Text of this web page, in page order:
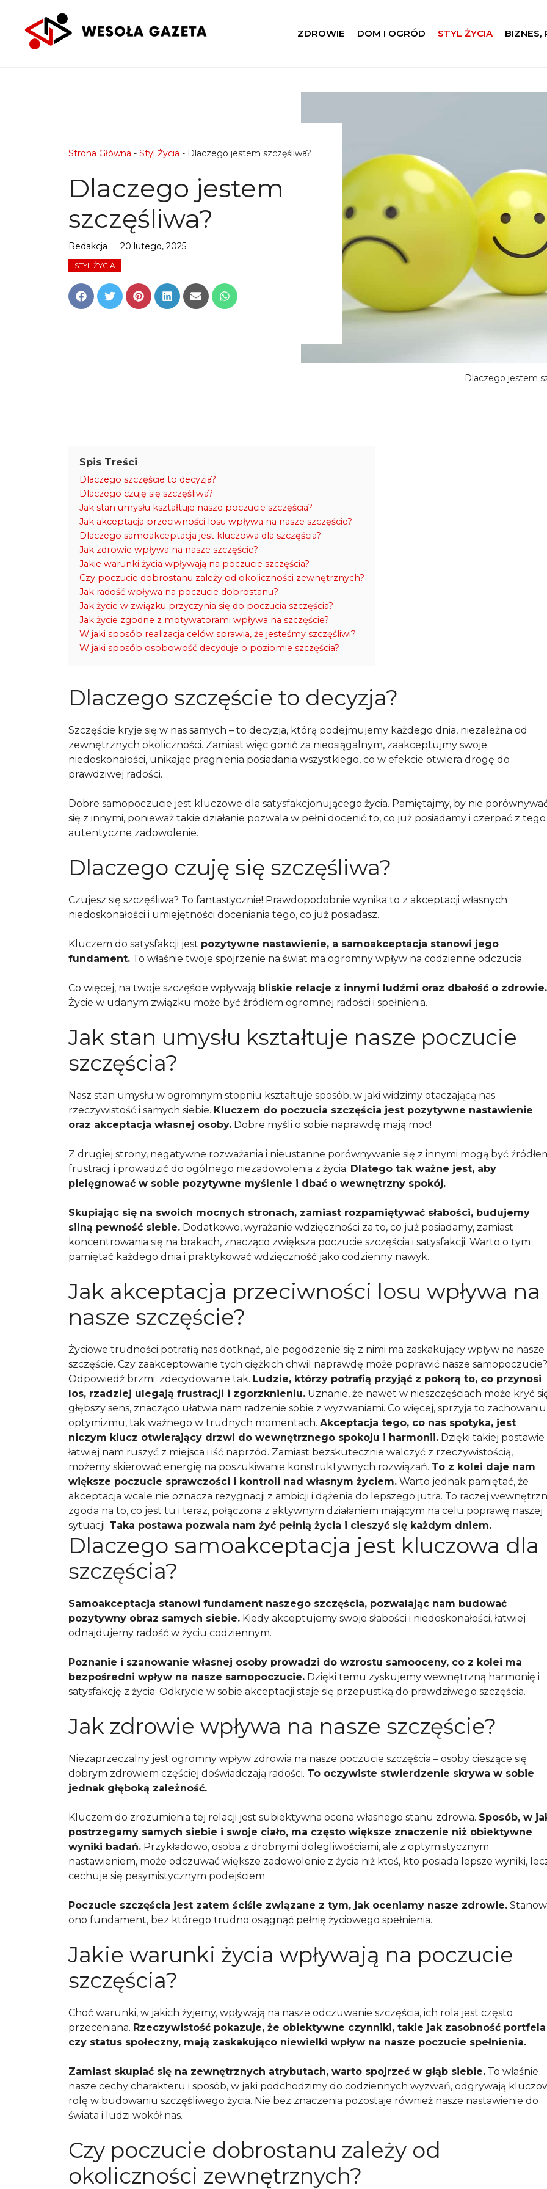
treści
ZDROWIE DOM I OGRÓD STYL ŻYCIA BIZNES,
Strona Główna - Styl Życia - Dlaczego jestem szczęśliwa?
Dlaczego jestem
szczęśliwa?
Redakcja 20 lutego, 2025
STYL ŻYCIA
Share
on
Share
on
Share
on
Share
on
Share
on
Share
on
Dlaczego jestem
Spis Treści
Dlaczego szczęście to decyzja?
Dlaczego czuję się szczęśliwa?
Jak stan umysłu kształtuje nasze poczucie szczęścia?
Jak akceptacja przeciwności losu wpływa na nasze szczęście?
Dlaczego samoakceptacja jest kluczowa dla szczęścia?
Jak zdrowie wpływa na nasze szczęście?
Jakie warunki życia wpływają na poczucie szczęścia?
Czy poczucie dobrostanu zależy od okoliczności zewnętrznych?
Jak radość wpływa na poczucie dobrostanu?
Jak życie w związku przyczynia się do poczucia szczęścia?
Jak życie zgodne z motywatorami wpływa na szczęście?
W jaki sposób realizacja celów sprawia, że jesteśmy szczęśliwi?
W jaki sposób osobowość decyduje o poziomie szczęścia?
Dlaczego szczęście to decyzja?
Szczęście kryje się w nas samych – to decyzja, którą podejmujemy każdego dnia, niezależna od
zewnętrznych okoliczności. Zamiast więc gonić za nieosiągalnym, zaakceptujmy swoje
niedoskonałości, unikając pragnienia posiadania wszystkiego, co w efekcie otwiera drogę do
prawdziwej radości.
Dobre samopoczucie jest kluczowe dla satysfakcjonującego życia. Pamiętajmy, by nie
się z innymi, ponieważ takie działanie pozwala w pełni docenić to, co już posiadamy i czerpać z tego
autentyczne zadowolenie.
Dlaczego czuję się szczęśliwa?
Czujesz się szczęśliwa? To fantastycznie! Prawdopodobnie wynika to z akceptacji własnych
niedoskonałości i umiejętności doceniania tego, co już posiadasz.
Kluczem do satysfakcji jest pozytywne nastawienie, a samoakceptacja stanowi jego
fundament. To właśnie twoje spojrzenie na świat ma ogromny wpływ na codzienne odczucia.
Co więcej, na twoje szczęście wpływają bliskie relacje z innymi ludźmi oraz dbałość o zdrowie.
Życie w udanym związku może być źródłem ogromnej radości i spełnienia.
Jak stan umysłu kształtuje nasze poczucie
szczęścia?
Nasz stan umysłu w ogromnym stopniu kształtuje sposób, w jaki widzimy otaczającą nas
rzeczywistość i samych siebie. Kluczem do poczucia szczęścia jest pozytywne nastawienie
oraz akceptacja własnej osoby. Dobre myśli o sobie naprawdę mają moc!
Z drugiej strony, negatywne rozważania i nieustanne porównywanie się z innymi mogą być
frustracji i prowadzić do ogólnego niezadowolenia z życia. Dlatego tak ważne jest, aby
pielęgnować w sobie pozytywne myślenie i dbać o wewnętrzny spokój.
Skupiając się na swoich mocnych stronach, zamiast rozpamiętywać słabości, budujemy
silną pewność siebie. Dodatkowo, wyrażanie wdzięczności za to, co już posiadamy, zamiast
koncentrowania się na brakach, znacząco zwiększa poczucie szczęścia i satysfakcji. Warto o tym
pamiętać każdego dnia i praktykować wdzięczność jako codzienny nawyk.
Jak akceptacja przeciwności losu wpływa na
nasze szczęście?
Życiowe trudności potrafią nas dotknąć, ale pogodzenie się z nimi ma zaskakujący wpływ na nasze
szczęście. Czy zaakceptowanie tych ciężkich chwil naprawdę może poprawić nasze samopoczucie?
Odpowiedź brzmi: zdecydowanie tak. Ludzie, którzy potrafią przyjąć z pokorą to, co przynosi
los, rzadziej ulegają frustracji i zgorzknieniu. Uznanie, że nawet w nieszczęściach może kryć
głębszy sens, znacząco ułatwia nam radzenie sobie z wyzwaniami. Co więcej, sprzyja to zachowaniu
optymizmu, tak ważnego w trudnych momentach. Akceptacja tego, co nas spotyka, jest
niczym klucz otwierający drzwi do wewnętrznego spokoju i harmonii. Dzięki takiej postawie
łatwiej nam ruszyć z miejsca i iść naprzód. Zamiast bezskutecznie walczyć z rzeczywistością,
możemy skierować energię na poszukiwanie konstruktywnych rozwiązań. To z kolei daje nam
większe poczucie sprawczości i kontroli nad własnym życiem. Warto jednak pamiętać, że
akceptacja wcale nie oznacza rezygnacji z ambicji i dążenia do lepszego jutra. To raczej
zgoda na to, co jest tu i teraz, połączona z aktywnym działaniem mającym na celu poprawę naszej
sytuacji. Taka postawa pozwala nam żyć pełnią życia i cieszyć się każdym dniem.
Dlaczego samoakceptacja jest kluczowa dla
szczęścia?
Samoakceptacja stanowi fundament naszego szczęścia, pozwalając nam budować
pozytywny obraz samych siebie. Kiedy akceptujemy swoje słabości i niedoskonałości, łatwiej
odnajdujemy radość w życiu codziennym.
Poznanie i szanowanie własnej osoby prowadzi do wzrostu samooceny, co z kolei ma
bezpośredni wpływ na nasze samopoczucie. Dzięki temu zyskujemy wewnętrzną harmonię i
satysfakcję z życia. Odkrycie w sobie akceptacji staje się przepustką do prawdziwego szczęścia.
Jak zdrowie wpływa na nasze szczęście?
Niezaprzeczalny jest ogromny wpływ zdrowia na nasze poczucie szczęścia – osoby cieszące się
dobrym zdrowiem częściej doświadczają radości. To oczywiste stwierdzenie skrywa w sobie
jednak głęboką zależność.
Kluczem do zrozumienia tej relacji jest subiektywna ocena własnego stanu zdrowia. Sposób, w
postrzegamy samych siebie i swoje ciało, ma często większe znaczenie niż obiektywne
wyniki badań. Przykładowo, osoba z drobnymi dolegliwościami, ale z optymistycznym
nastawieniem, może odczuwać większe zadowolenie z życia niż ktoś, kto posiada lepsze wyniki,
cechuje się pesymistycznym podejściem.
Poczucie szczęścia jest zatem ściśle związane z tym, jak oceniamy nasze zdrowie.
ono fundament, bez którego trudno osiągnąć pełnię życiowego spełnienia.
Jakie warunki życia wpływają na poczucie
szczęścia?
Choć warunki, w jakich żyjemy, wpływają na nasze odczuwanie szczęścia, ich rola jest często
przeceniana. Rzeczywistość pokazuje, że obiektywne czynniki, takie jak zasobność portfela
czy status społeczny, mają zaskakująco niewielki wpływ na nasze poczucie spełnienia.
Zamiast skupiać się na zewnętrznych atrybutach, warto spojrzeć w głąb siebie. To właśnie
nasze cechy charakteru i sposób, w jaki podchodzimy do codziennych wyzwań, odgrywają
rolę w budowaniu szczęśliwego życia. Nie bez znaczenia pozostaje również nasze nastawienie do
świata i ludzi wokół nas.
Czy poczucie dobrostanu zależy od
okoliczności zewnętrznych?